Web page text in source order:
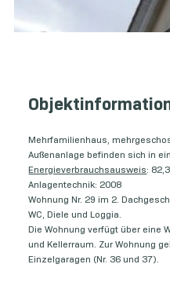
Mehrfamilienhaus,
Außenanlage befinden sich in
Energieverbrauchsausweis:
Anlagentechnik: 2008
Wohnung Nr. 29 im 2.
WC, Diele und Loggia.
Die Wohnung verfügt über eine
und Kellerraum. Zur Wohnung
Einzelgaragen (Nr. 36 und 37).